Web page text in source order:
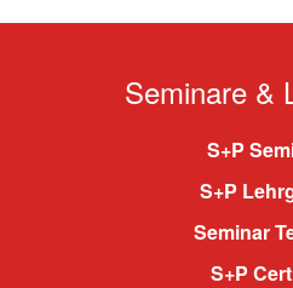
Seminare &
S+P
S+P
Seminar
S+P